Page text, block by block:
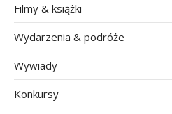
Filmy & książki
Wydarzenia & podróże
Wywiady
Konkursy